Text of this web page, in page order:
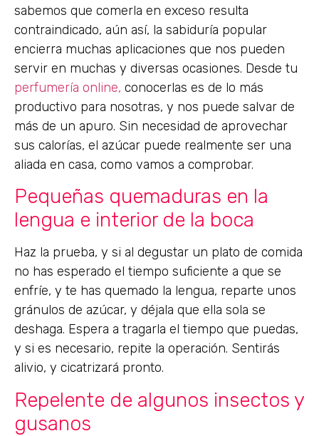
sabemos que comerla en exceso resulta
contraindicado, aún así, la sabiduría popular
encierra muchas aplicaciones que nos pueden
servir en muchas y diversas ocasiones. Desde tu
perfumería online, conocerlas es de lo más
productivo para nosotras, y nos puede salvar de
más de un apuro. Sin necesidad de aprovechar
sus calorías, el azúcar puede realmente ser una
aliada en casa, como vamos a comprobar.
Pequeñas quemaduras en la
lengua e interior de la boca
Haz la prueba, y si al degustar un plato de comida
no has esperado el tiempo suficiente a que se
enfríe, y te has quemado la lengua, reparte unos
gránulos de azúcar, y déjala que ella sola se
deshaga. Espera a tragarla el tiempo que puedas,
y si es necesario, repite la operación. Sentirás
alivio, y cicatrizará pronto.
Repelente de algunos insectos y
gusanos